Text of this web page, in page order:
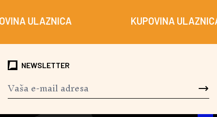
KUPOVINA ULAZNICA
NEWSLETTER